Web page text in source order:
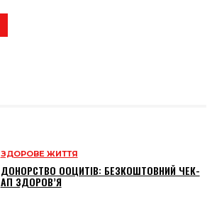
ЗДОРОВЕ ЖИТТЯ
ДОНОРСТВО ООЦИТІВ: БЕЗКОШТОВНИЙ ЧЕК-
АП ЗДОРОВ’Я